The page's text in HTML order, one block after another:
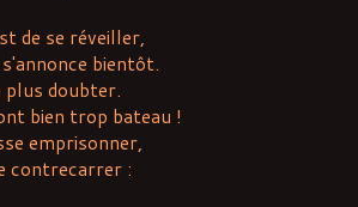
de se réveiller,
bientôt.
plus doubter.
bien trop bateau !
emprisonner,
contrecarrer :